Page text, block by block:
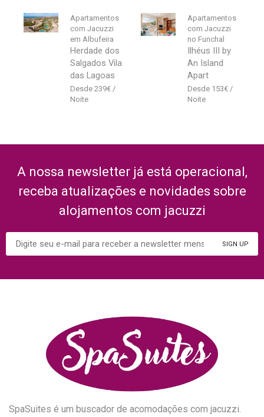
Apartamentos
com Jacuzzi
em Albufeira
Herdade dos
Salgados Vila
das Lagoas
239€
Apartamentos
com Jacuzzi
no Funchal
Ilhéus III by
An Island
Apart
153€
A nossa newsletter já está operacional,
receba atualizações e novidades sobre
alojamentos com jacuzzi
SpaSuites é um buscador de acomodações com jacuzzi.